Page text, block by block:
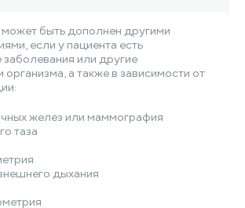
может быть дополнен другими
если у пациента есть
заболевания или другие
организма, а также в зависимости от
желез или маммография
таза
дыхания